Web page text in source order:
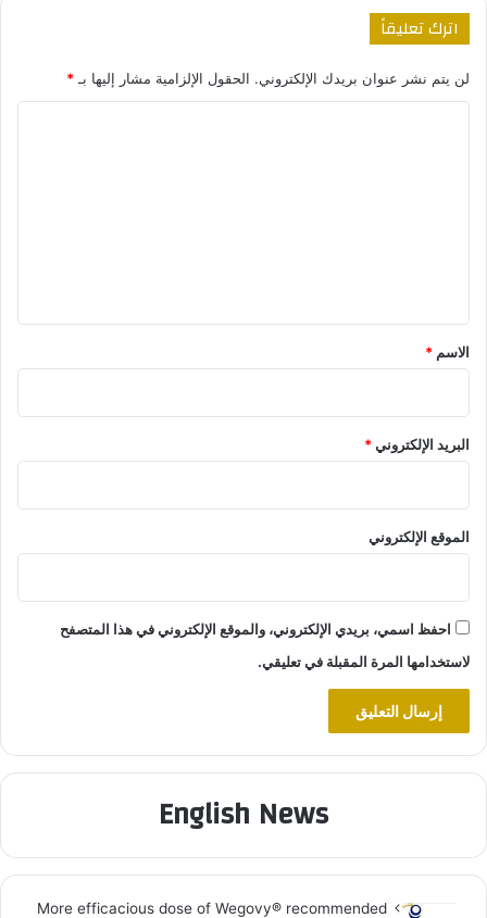
اترك تعليقاً
لن يتم نشر عنوان بريدك الإلكتروني. الحقول الإلزامية مشار إليها بـ *
*
الاسم *
البريد الإلكتروني*
الموقع الإلكتروني
احفظ اسمي، بريدي الإلكتروني، والموقع الإلكتروني في هذا المتصفح
لاستخدامها المرة المقبلة في تعليقي.
English News
More efficacious dose of Wegovy®️ recommended